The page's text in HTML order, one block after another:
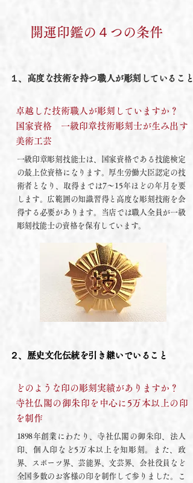
開運印鑑の４つの条件
１、高度な技術を持つ職人が彫刻していること
卓越した技術職人が彫刻していますか？
国家資格 一級印章技術彫刻士が生み出す
美術工芸
一級印章彫刻技能士は、国家資格である技能検定
の最上位資格になります。厚生労働大臣認定の技
術者となり、取得までは7〜15年ほどの年月を要
します。広範囲の知識習得と高度な彫刻技術を会
得する必要があります。当店では職人全員が一級
彫刻技能士の資格を保有しています。
２、歴史文化伝統を引き継いでいること
どのような印の彫刻実績がありますか？
寺社仏閣の御朱印を中心に5万本以上の印
を制作
1898年創業にわたり、寺社仏閣の御朱印、法人
印、個人印など5万本以上を知彫刻。また、政
界、スポーツ界、芸能界、文芸界、会社役員など
全国多数のお客様の印を制作して参りました。こ